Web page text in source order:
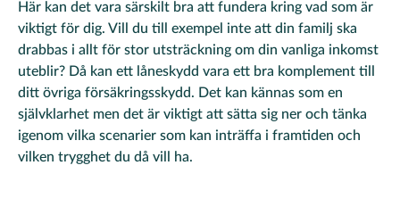
Här kan det vara särskilt bra att fundera kring vad som är
viktigt för dig. Vill du till exempel inte att din familj ska
drabbas i allt för stor utsträckning om din vanliga inkomst
uteblir? Då kan ett låneskydd vara ett bra komplement till
ditt övriga försäkringsskydd. Det kan kännas som en
självklarhet men det är viktigt att sätta sig ner och tänka
igenom vilka scenarier som kan inträffa i framtiden och
vilken trygghet du då vill ha.